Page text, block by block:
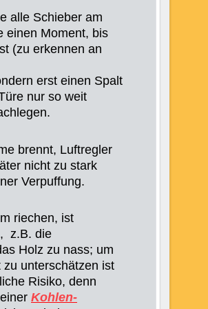
alle Schieber am
einen Moment, bis
(zu erkennen an
erst einen Spalt
nur so weit
brennt, Luftregler
nicht zu stark
Verpuffung.
riechen, ist
z.B. die
Holz zu nass; um
unterschätzen ist
Risiko, denn
Kohlen-